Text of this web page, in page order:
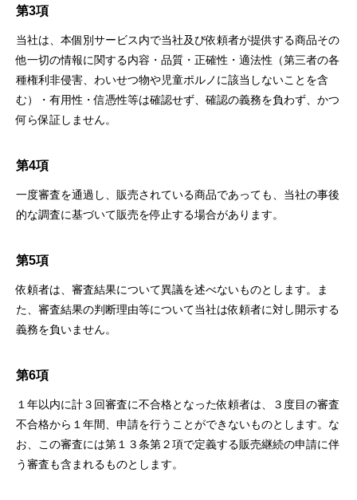
第3項
当社は、本個別サービス内で当社及び依頼者が提供する商品その
他⼀切の情報に関する内容・品質・正確性・適法性（第三者の各
種権利⾮侵害、わいせつ物や児童ポルノに該当しないことを含
む）・有⽤性・信憑性等は確認せず、確認の義務を負わず、かつ
何ら保証しません。
第4項
⼀度審査を通過し、販売されている商品であっても、当社の事後
的な調査に基づいて販売を停⽌する場合があります。
第5項
依頼者は、審査結果について異議を述べないものとします。ま
た、審査結果の判断理由等について当社は依頼者に対し開⽰する
義務を負いません。
第6項
１年以内に計３回審査に不合格となった依頼者は、３度⽬の審査
不合格から１年間、申請を⾏うことができないものとします。な
お、この審査には第１３条第２項で定義する販売継続の申請に伴
う審査も含まれるものとします。